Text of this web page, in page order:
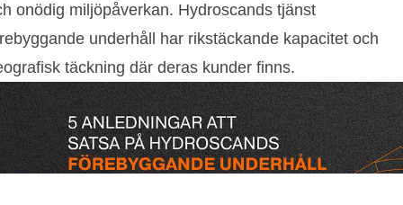
onödig miljöpåverkan. Hydroscands tjänst
underhåll har rikstäckande kapacitet och
täckning där deras kunder finns.